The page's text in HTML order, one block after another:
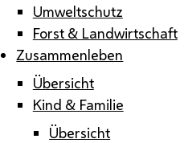
Umweltschutz
Forst & Landwirtschaft
Zusammenleben
Übersicht
Kind & Familie
Übersicht